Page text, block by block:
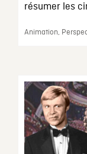
résumer les
Animation,